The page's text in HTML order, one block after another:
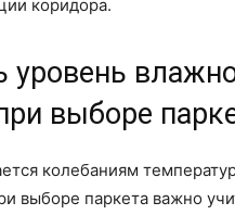
коридора.
уровень
выборе
колебаниям
выборе паркета важно